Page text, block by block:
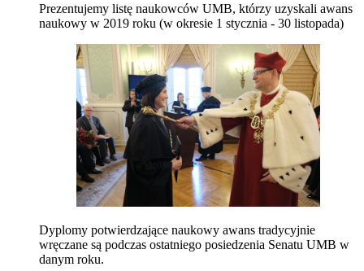
Prezentujemy listę naukowców UMB, którzy uzyskali awans
naukowy w 2019 roku (w okresie 1 stycznia - 30 listopada)
Dyplomy potwierdzające naukowy awans tradycyjnie
wręczane są podczas ostatniego posiedzenia Senatu UMB w
danym roku.